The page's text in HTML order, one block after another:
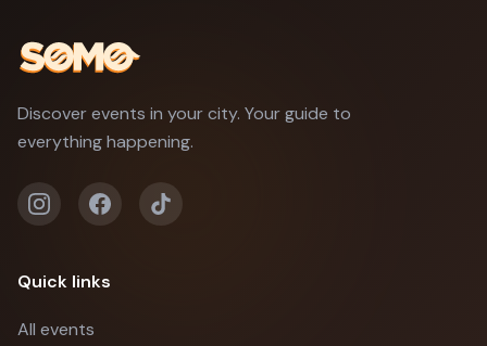
Discover events in your city. Your guide to
everything happening.
Quick links
All events